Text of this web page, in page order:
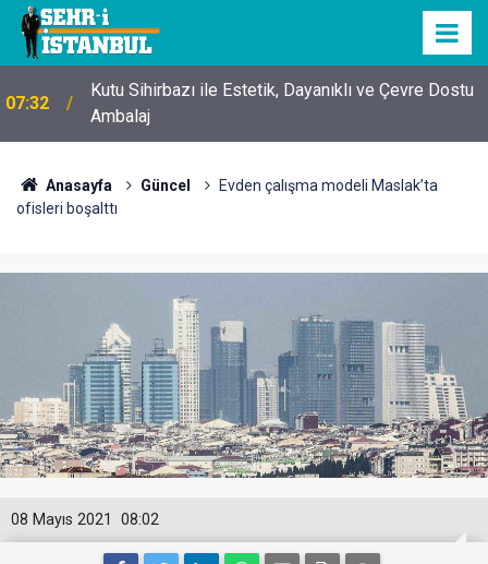
07:32
Kutu Sihirbazı ile Estetik, Dayanıklı ve Çevre Dostu
Ambalaj
Anasayfa Güncel
Evden çalışma modeli Maslak’ta
ofisleri boşalttı
08:02
08 Mayıs 2021